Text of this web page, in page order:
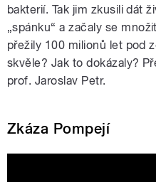
bakterií. Tak jim zkusili dát
„spánku“ a začaly se
přežily 100 milionů let pod
skvěle? Jak to dokázaly?
prof. Jaroslav Petr.
Zkáza Pompejí